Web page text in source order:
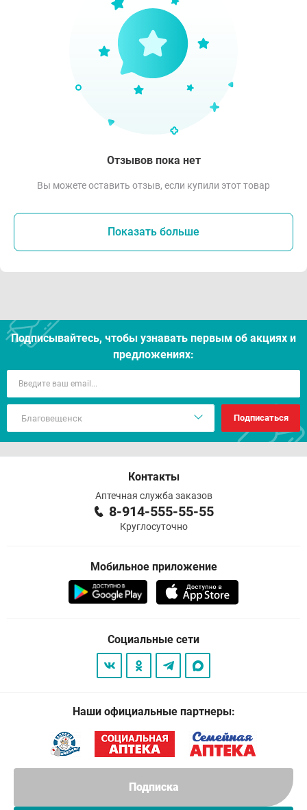
Подписка
Отзывов пока нет
Вы можете оставить отзыв, если купили этот товар
Показать больше
Подписывайтесь, чтобы узнавать первым об акцияx и
предложениях:
Подписаться
Контакты
Аптечная служба заказов
8-914-555-55-55
Круглосуточно
Мобильное приложение
Социальные сети
Наши официальные партнеры: